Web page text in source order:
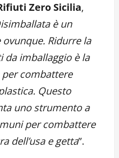
Zero Sicilia,
è un
Ridurre la
imballaggio è la
combattere
Questo
uno strumento a
per combattere
dell’usa e getta”.